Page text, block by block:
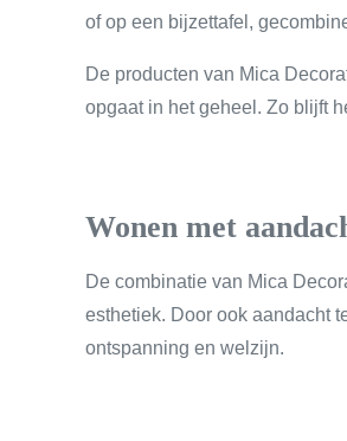
of op een bijzettafel,
De producten van Mica
opgaat in het geheel. Zo blijft
Wonen met
De combinatie van Mica
esthetiek. Door ook aandacht
ontspanning en welzijn.